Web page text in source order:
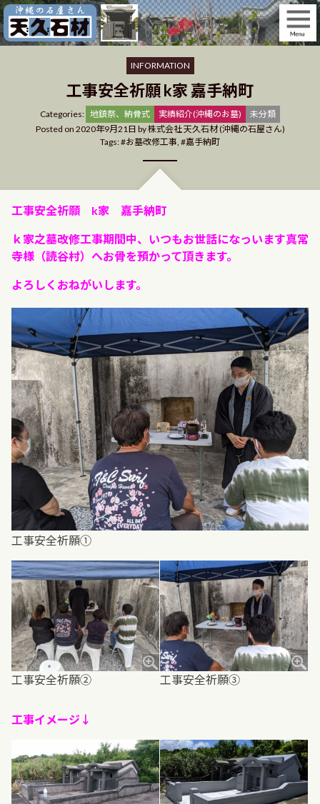
Skip
to
content
INFORMATION
工事安全祈願 k家 嘉手納町
Categories: Categories
地鎮祭、納骨式 実績紹介(沖縄のお墓)
未分類
Posted on 2020年9月21日 by株式会社 天久石材 (沖縄の石屋さん)
Tags:
お墓改修工事, 嘉手納町
工事安全祈願 k家 嘉手納町
ｋ家之墓改修工事期間中、いつもお世話になっいます真常
寺様（読谷村）へお骨を預かって頂きます。
よろしくおねがいします。
工事安全祈願①
工事安全祈願② 工事安全祈願③
工事イメージ↓